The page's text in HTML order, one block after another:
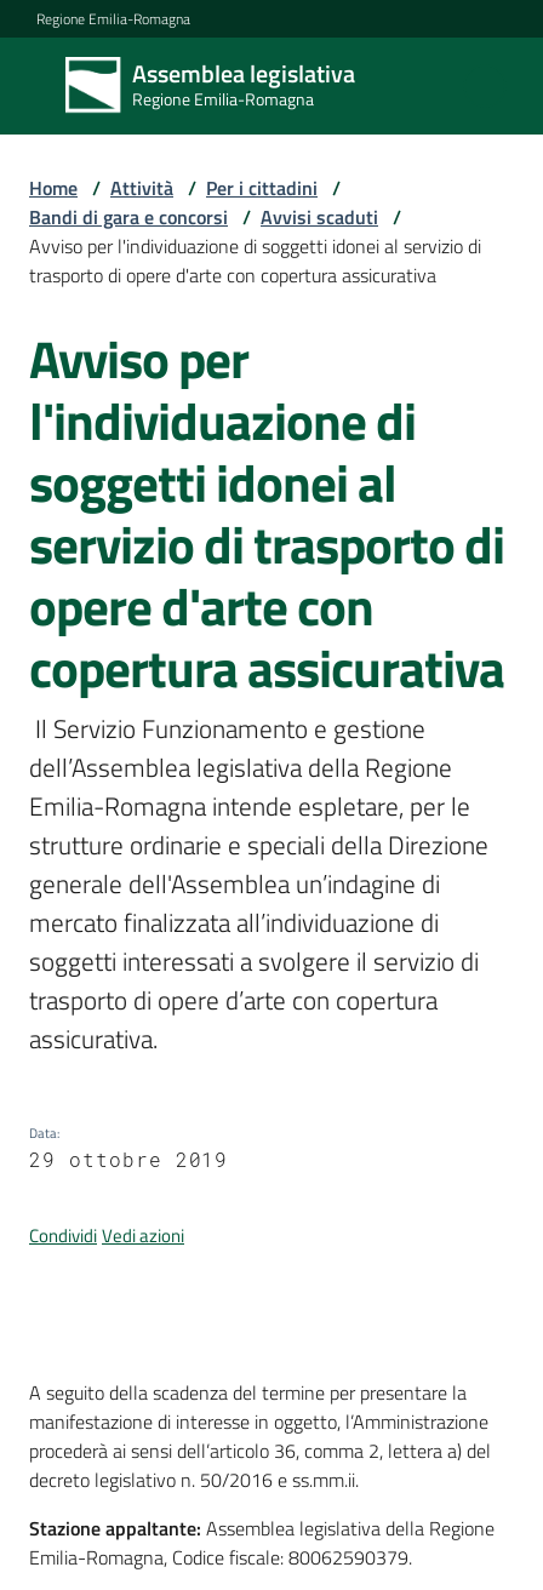
Vai al contenuto
Vai alla navigazione
Vai al footer
Regione Emilia-Romagna
Assemblea legislativa
Regione Emilia-Romagna
Assemblea
legislativa
Regione Emilia-
Assemblea
Attività
Per
media
Per
cittadini
Menu selezionato
Home / Attività / Per i cittadini /
Bandi di gara e concorsi / Avvisi scaduti /
Avviso per l'individuazione di soggetti idonei al servizio di
trasporto di opere d'arte con copertura assicurativa
Salta al contenuto
Avviso per
l'individuazione di
soggetti idonei al
servizio di trasporto di
opere d'arte con
copertura assicurativa
dell’Assemblea legislativa della Regione
Emilia-Romagna intende espletare, per le
strutture ordinarie e speciali della Direzione
generale dell'Assemblea un’indagine di
mercato finalizzata all’individuazione di
soggetti interessati a svolgere il servizio di
trasporto di opere d’arte con copertura
assicurativa.
Data:
29 ottobre 2019
CondividiVedi azioni
Introduzione
A seguito della scadenza del termine per presentare la
manifestazione di interesse in oggetto, l’Amministrazione
procederà ai sensi dell’articolo 36, comma 2, lettera a) del
decreto legislativo n. 50/2016 e ss.mm.ii.
Stazione appaltante: Assemblea legislativa della Regione
Emilia-Romagna, Codice fiscale: 80062590379.